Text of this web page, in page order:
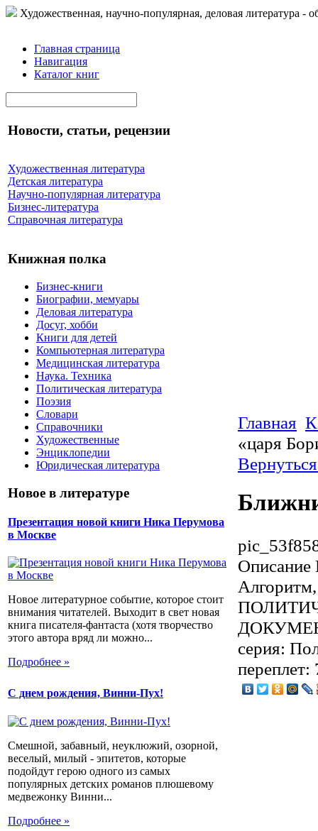
Художественная, научно-популярная, деловая литература -
Главная страница
Навигация
Каталог книг
Новости, статьи, рецензии
Художественная литература
Детская литература
Научно-популярная литература
Бизнес-литература
Справочная литература
Книжная полка
Бизнес-книги
Биографии, мемуары
Деловая литература
Досуг, хобби
Книги для детей
Компьютерная литература
Медицинская литература
Наука. Техника
Политическая литература
Поэзия
Словари
Справочники
Художественные
Энциклопедии
Юридическая литература
Новое в литературе
Презентация новой книги Ника Перумова
в Москве
Новое литературное событие, которое стоит
внимания читателей. Выходит в свет новая
книга писателя-фантаста (хотя творчество
этого автора вряд ли можно...
Подробнее »
С днем рождения, Винни-Пух!
Смешной, забавный, неуклюжий, озорной,
веселый, милый - эпитетов, которые
подойдут герою одного из самых
популярных детских романов плюшевому
медвежонку Винни...
Подробнее »
Главная
«царя
Описание
серия: